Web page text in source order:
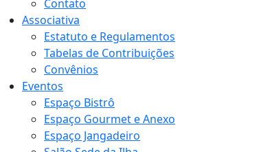
Contato
Associativa
Estatuto e Regulamentos
Tabelas de Contribuições
Convênios
Eventos
Espaço Bistrô
Espaço Gourmet e Anexo
Espaço Jangadeiro